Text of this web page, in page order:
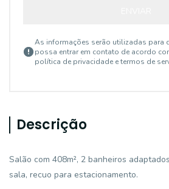
As informações serão utilizadas para
possa entrar em contato de acordo
política de privacidade e termos de
Descrição
Salão com 408m², 2 banheiros
sala, recuo para estacionamento.